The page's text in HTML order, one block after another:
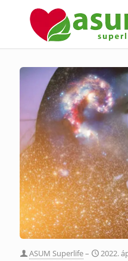
ASUM Superlife– 2022.